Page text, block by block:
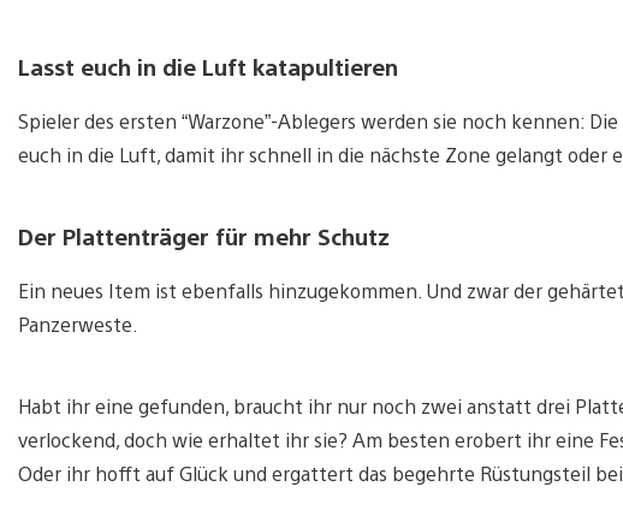
Lasst euch in die Luft katapultieren
Spieler des ersten “Warzone”-Ablegers werden sie noch kennen:
euch in die Luft, damit ihr schnell in die nächste Zone gelangt oder
Der Plattenträger für mehr Schutz
Ein neues Item ist ebenfalls hinzugekommen. Und zwar der
Panzerweste.
Habt ihr eine gefunden, braucht ihr nur noch zwei anstatt drei
verlockend, doch wie erhaltet ihr sie? Am besten erobert ihr eine
Oder ihr hofft auf Glück und ergattert das begehrte Rüstungsteil